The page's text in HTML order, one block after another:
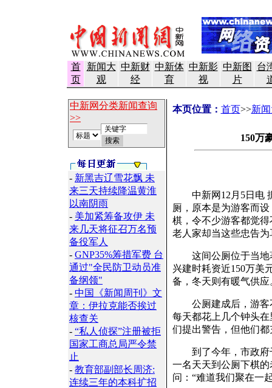
首
页
新闻大
观
中新财
经
中新体
育
中新影
视
中新图
片
台
中新网分类新闻查询
>>
- 新黑吉辽雪花飘 未
来三天持续降温黄淮
以南阴雨
- 美加紧筹备攻伊 未
来几天将征召万名预
备役军人
- GNP35%筹措军费 台
通过"全民防卫动员准
备纲领"
- 中国《新闻周刊》文
章：伊拉克能否挨过
核查关
- “私人侦探”注册被拒
国家工商总局严令禁
止
- 教育部副部长周济:
连续三年的本科扩招
本页位置： 首页>>新
150万
中新网12月5日电 据
厕，原本是为游客而
棋，令不少游客都觉
老人家却当这些忠告为
这间公厕位于当地著
兴建时耗资近150万美
备，冬天则有暖气供应
公厕建成后，游客
每天都花上几个钟头
们提出警告，但他们
到了今年，市政府
一名天天到公厕下棋
问：“难道我们聚在一